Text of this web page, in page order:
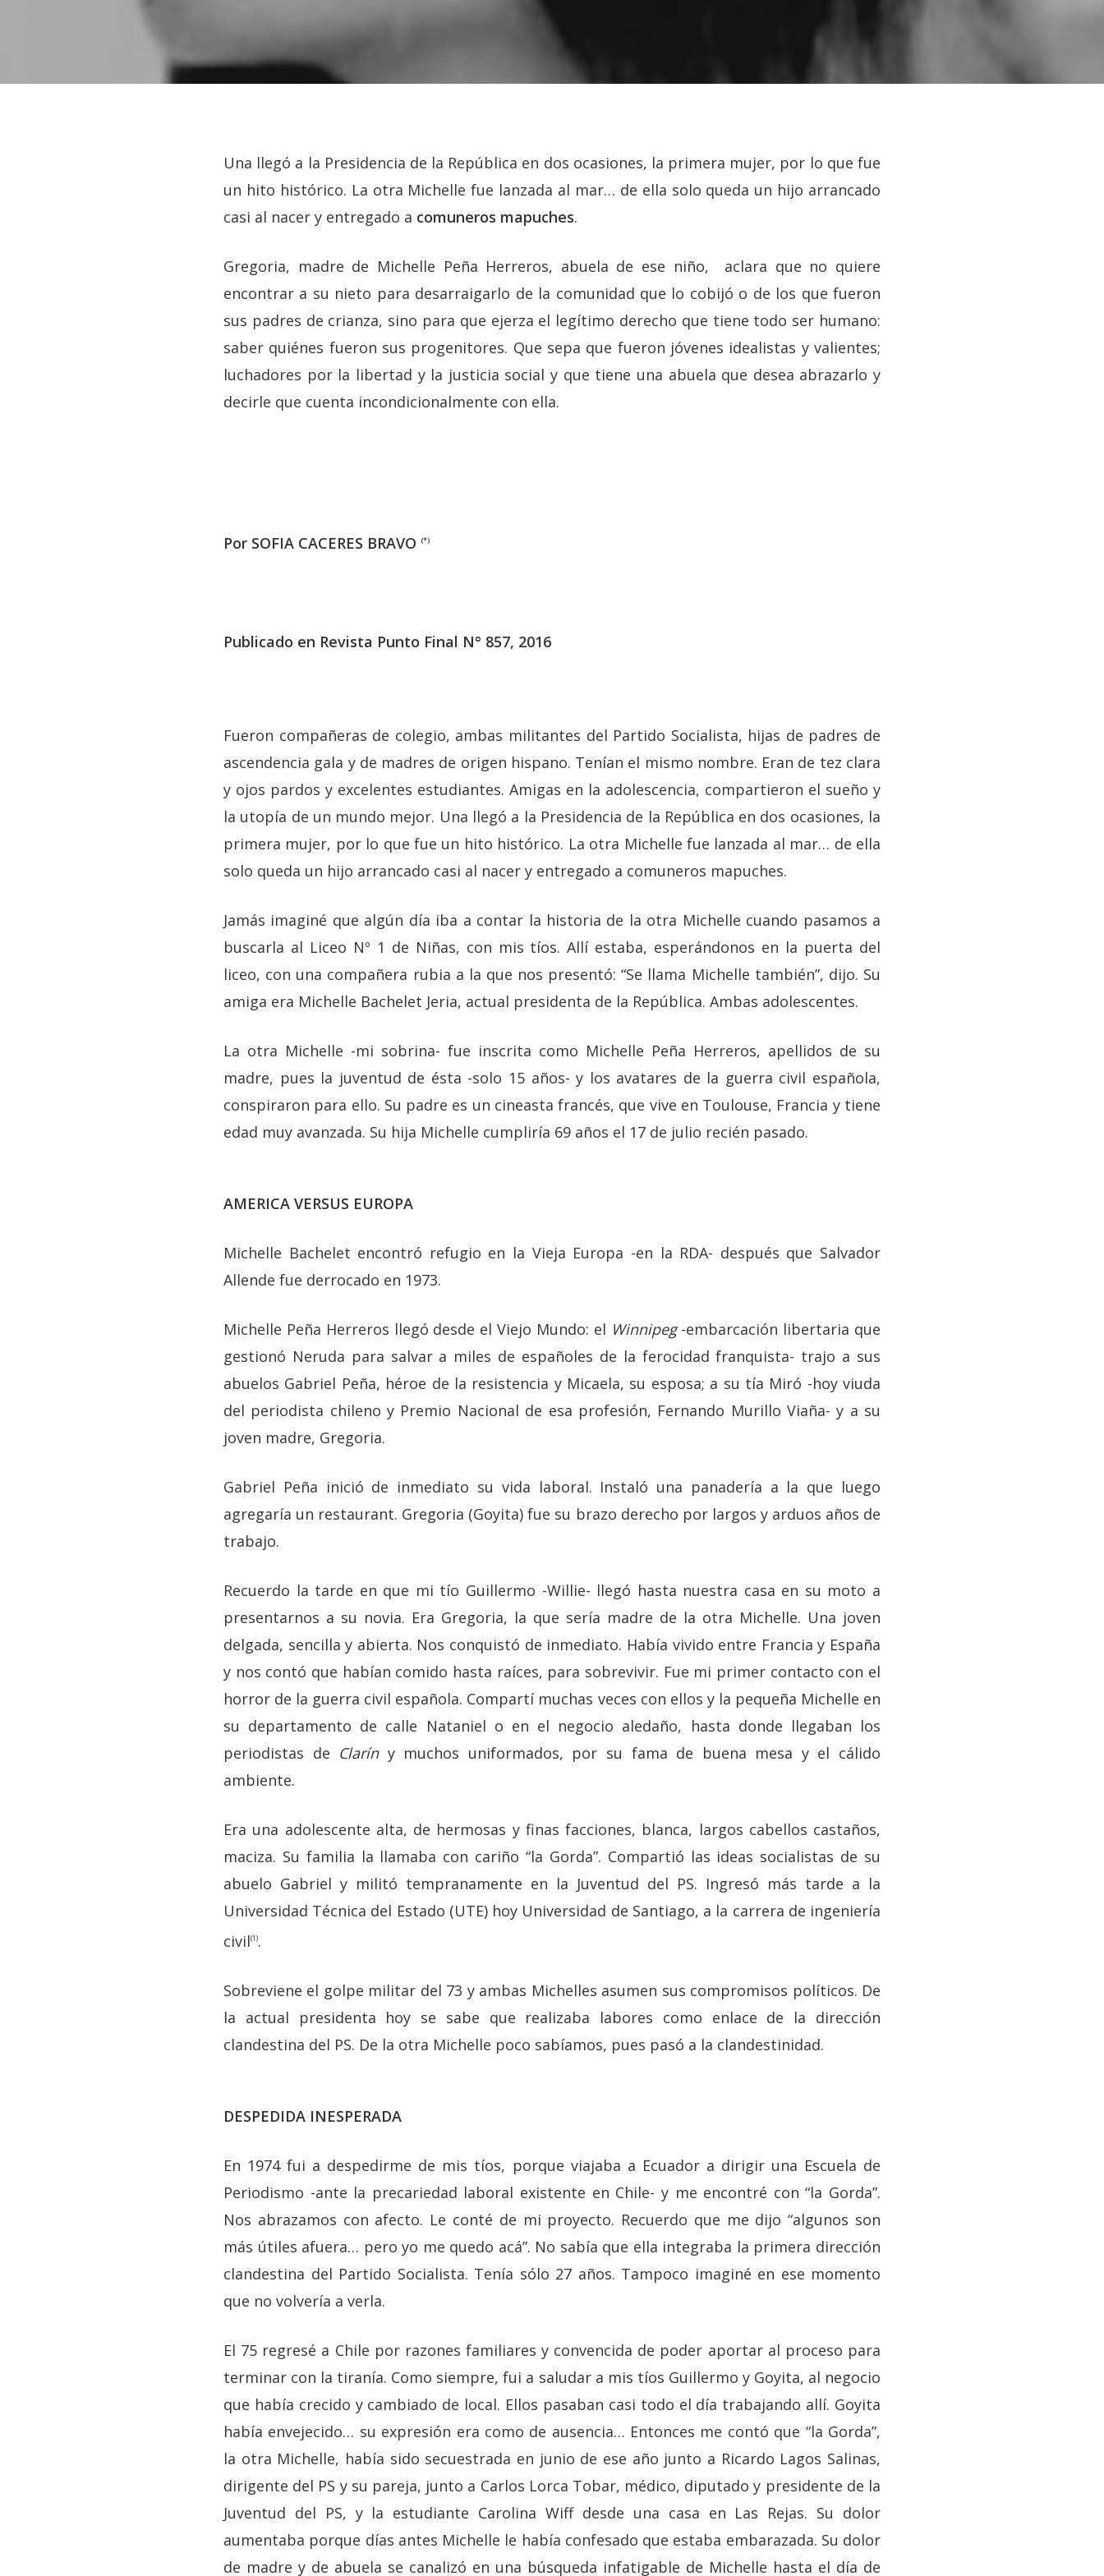
Hit enter to search or ESC to close
Una llegó a la Presidencia de la República en dos ocasiones, la primera mujer, por lo que fue
un hito histórico. La otra Michelle fue lanzada al mar… de ella solo queda un hijo arrancado
casi al nacer y entregado a comuneros mapuches.
Gregoria, madre de Michelle Peña Herreros, abuela de ese niño, aclara que no quiere
encontrar a su nieto para desarraigarlo de la comunidad que lo cobijó o de los que fueron
sus padres de crianza, sino para que ejerza el legítimo derecho que tiene todo ser humano:
saber quiénes fueron sus progenitores. Que sepa que fueron jóvenes idealistas y valientes;
luchadores por la libertad y la justicia social y que tiene una abuela que desea abrazarlo y
decirle que cuenta incondicionalmente con ella.
Por SOFIA CACERES BRAVO (*)
Publicado en Revista Punto Final N° 857, 2016
Fueron compañeras de colegio, ambas militantes del Partido Socialista, hijas de padres de
ascendencia gala y de madres de origen hispano. Tenían el mismo nombre. Eran de tez clara
y ojos pardos y excelentes estudiantes. Amigas en la adolescencia, compartieron el sueño y
la utopía de un mundo mejor. Una llegó a la Presidencia de la República en dos ocasiones, la
primera mujer, por lo que fue un hito histórico. La otra Michelle fue lanzada al mar… de ella
solo queda un hijo arrancado casi al nacer y entregado a comuneros mapuches.
Jamás imaginé que algún día iba a contar la historia de la otra Michelle cuando pasamos a
buscarla al Liceo Nº 1 de Niñas, con mis tíos. Allí estaba, esperándonos en la puerta del
liceo, con una compañera rubia a la que nos presentó: “Se llama Michelle también”, dijo. Su
amiga era Michelle Bachelet Jeria, actual presidenta de la República. Ambas adolescentes.
La otra Michelle -mi sobrina- fue inscrita como Michelle Peña Herreros, apellidos de su
madre, pues la juventud de ésta -solo 15 años- y los avatares de la guerra civil española,
conspiraron para ello. Su padre es un cineasta francés, que vive en Toulouse, Francia y tiene
edad muy avanzada. Su hija Michelle cumpliría 69 años el 17 de julio recién pasado.
AMERICA VERSUS EUROPA
Michelle Bachelet encontró refugio en la Vieja Europa -en la RDA- después que Salvador
Allende fue derrocado en 1973.
Michelle Peña Herreros llegó desde el Viejo Mundo: el Winnipeg-embarcación libertaria que
gestionó Neruda para salvar a miles de españoles de la ferocidad franquista- trajo a sus
abuelos Gabriel Peña, héroe de la resistencia y Micaela, su esposa; a su tía Miró -hoy viuda
del periodista chileno y Premio Nacional de esa profesión, Fernando Murillo Viaña- y a su
joven madre, Gregoria.
Gabriel Peña inició de inmediato su vida laboral. Instaló una panadería a la que luego
agregaría un restaurant. Gregoria (Goyita) fue su brazo derecho por largos y arduos años de
trabajo.
Recuerdo la tarde en que mi tío Guillermo -Willie- llegó hasta nuestra casa en su moto a
presentarnos a su novia. Era Gregoria, la que sería madre de la otra Michelle. Una joven
delgada, sencilla y abierta. Nos conquistó de inmediato. Había vivido entre Francia y España
y nos contó que habían comido hasta raíces, para sobrevivir. Fue mi primer contacto con el
horror de la guerra civil española. Compartí muchas veces con ellos y la pequeña Michelle en
su departamento de calle Nataniel o en el negocio aledaño, hasta donde llegaban los
periodistas de Claríny muchos uniformados, por su fama de buena mesa y el cálido
ambiente.
Era una adolescente alta, de hermosas y finas facciones, blanca, largos cabellos castaños,
maciza. Su familia la llamaba con cariño “la Gorda”. Compartió las ideas socialistas de su
abuelo Gabriel y militó tempranamente en la Juventud del PS. Ingresó más tarde a la
Universidad Técnica del Estado (UTE) hoy Universidad de Santiago, a la carrera de ingeniería
civil(1).
Sobreviene el golpe militar del 73 y ambas Michelles asumen sus compromisos políticos. De
la actual presidenta hoy se sabe que realizaba labores como enlace de la dirección
clandestina del PS. De la otra Michelle poco sabíamos, pues pasó a la clandestinidad.
DESPEDIDA INESPERADA
En 1974 fui a despedirme de mis tíos, porque viajaba a Ecuador a dirigir una Escuela de
Periodismo -ante la precariedad laboral existente en Chile- y me encontré con “la Gorda”.
Nos abrazamos con afecto. Le conté de mi proyecto. Recuerdo que me dijo “algunos son
más útiles afuera… pero yo me quedo acá”. No sabía que ella integraba la primera dirección
clandestina del Partido Socialista. Tenía sólo 27 años. Tampoco imaginé en ese momento
que no volvería a verla.
El 75 regresé a Chile por razones familiares y convencida de poder aportar al proceso para
terminar con la tiranía. Como siempre, fui a saludar a mis tíos Guillermo y Goyita, al negocio
que había crecido y cambiado de local. Ellos pasaban casi todo el día trabajando allí. Goyita
había envejecido… su expresión era como de ausencia… Entonces me contó que “la Gorda”,
la otra Michelle, había sido secuestrada en junio de ese año junto a Ricardo Lagos Salinas,
dirigente del PS y su pareja, junto a Carlos Lorca Tobar, médico, diputado y presidente de la
Juventud del PS, y la estudiante Carolina Wiff desde una casa en Las Rejas. Su dolor
aumentaba porque días antes Michelle le había confesado que estaba embarazada. Su dolor
de madre y de abuela se canalizó en una búsqueda infatigable de Michelle hasta el día de